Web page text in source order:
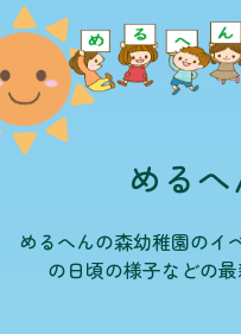
める
めるへんの森幼稚園のイ
の日頃の様子などの